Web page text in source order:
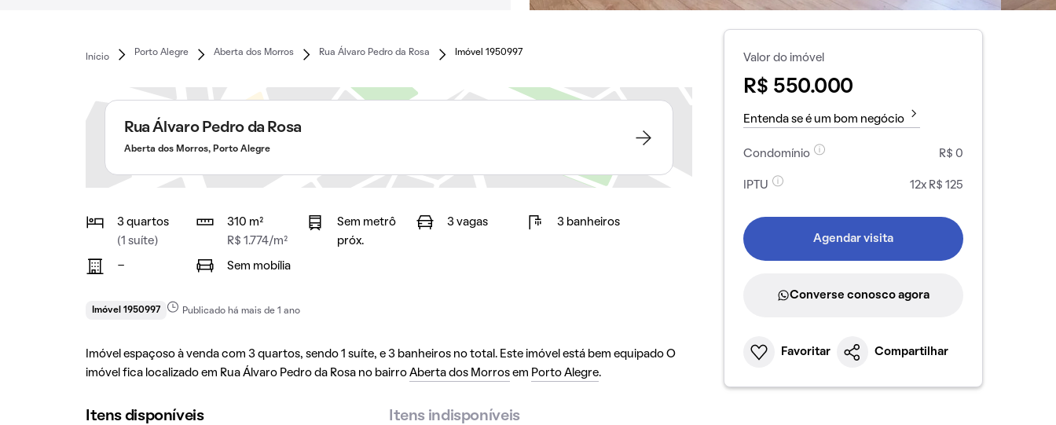
Início
Porto Alegre Aberta dos Morros Rua Álvaro Pedro da Rosa Imóvel 1950997
Rua Álvaro Pedro da Rosa
Aberta dos Morros, Porto Alegre
3 quartos
(1 suíte)
310 m²
R$ 1.774/m²
Sem metrô
próx.
3 vagas 3 banheiros
- Sem mobília
Imóvel 1950997 Publicado há mais de 1 ano
Imóvel espaçoso à venda com 3 quartos, sendo 1 suíte, e 3 banheiros no total. Este imóvel está bem equipado O
imóvel fica localizado em Rua Álvaro Pedro da Rosa no bairro Aberta dos Morrosem Porto Alegre.
Itens disponíveis Itens indisponíveis
Valor do imóvel
R$ 550.000
Entenda se é um bom negócio
Condomínio R$ 0
IPTU 12x R$ 125
Agendar visita
Converse conosco agora
Favoritar Compartilhar